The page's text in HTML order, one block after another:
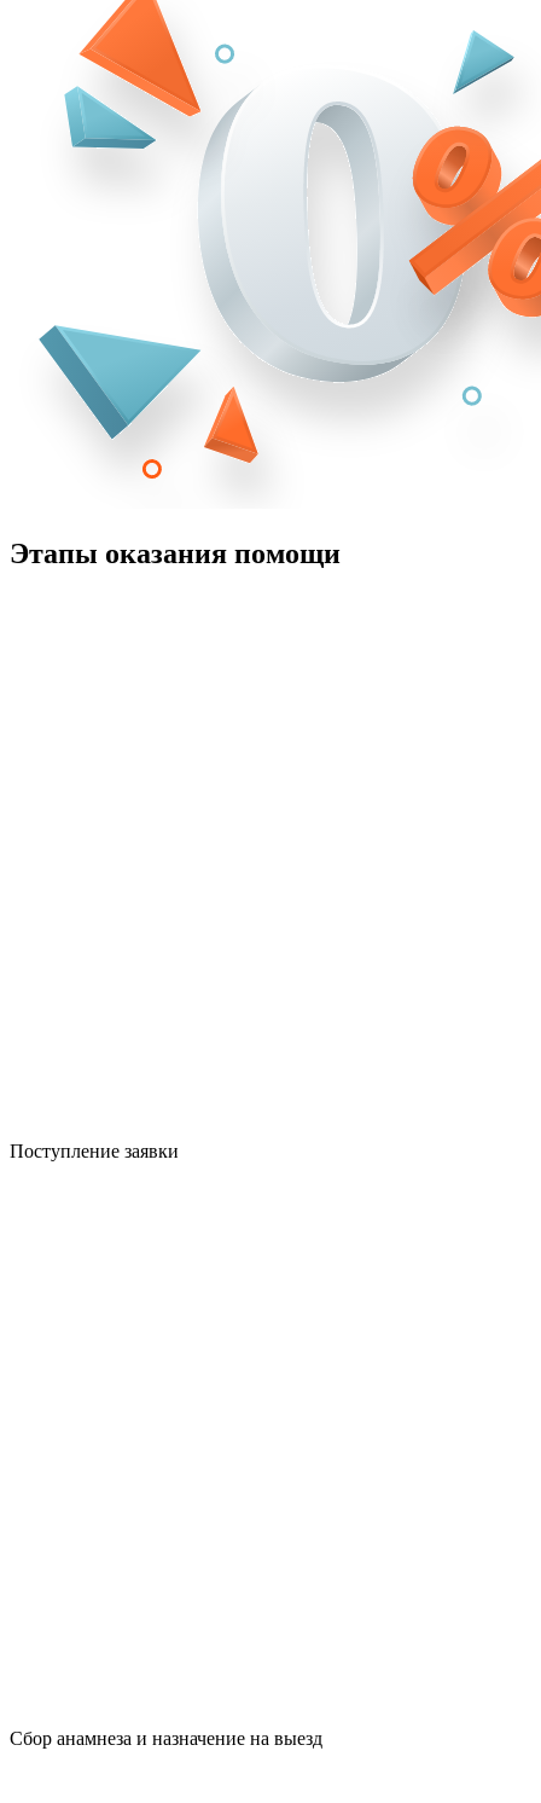
Этапы оказания помощи
Поступление заявки
Сбор анамнеза и назначение на выезд